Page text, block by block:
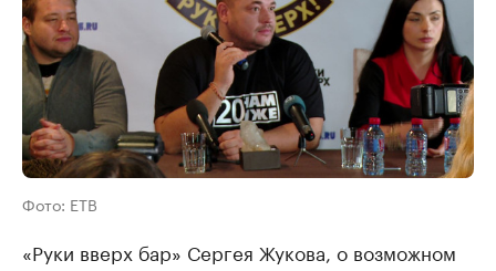
Фото: ЕТВ
«Руки вверх бар» Сергея Жукова, о возможном